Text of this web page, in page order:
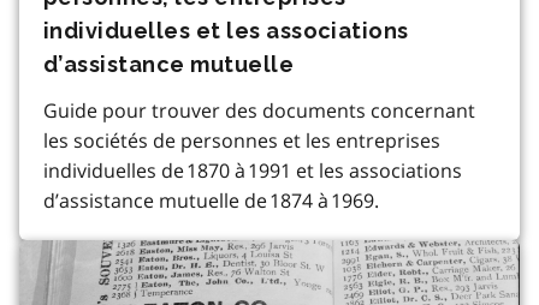
individuelles et les associations
d’assistance mutuelle
Guide pour trouver des documents concernant
les sociétés de personnes et les entreprises
individuelles de 1870 à 1991 et les associations
d’assistance mutuelle de 1874 à 1969.